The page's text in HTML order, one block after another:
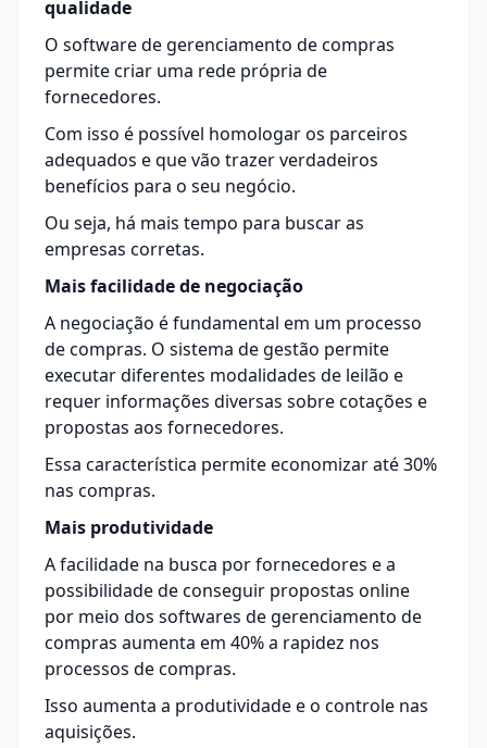
qualidade
O software de gerenciamento de compras
permite criar uma rede própria de
fornecedores.
Com isso é possível homologar os parceiros
adequados e que vão trazer verdadeiros
benefícios para o seu negócio.
Ou seja, há mais tempo para buscar as
empresas corretas.
Mais facilidade de negociação
A negociação é fundamental em um processo
de compras. O sistema de gestão permite
executar diferentes modalidades de leilão e
requer informações diversas sobre cotações e
propostas aos fornecedores.
Essa característica permite economizar até 30%
nas compras.
Mais produtividade
A facilidade na busca por fornecedores e a
possibilidade de conseguir propostas online
por meio dos softwares de gerenciamento de
compras aumenta em 40% a rapidez nos
processos de compras.
Isso aumenta a produtividade e o controle nas
aquisições.